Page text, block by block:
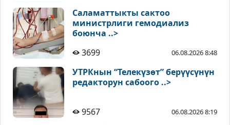
Саламаттыкты сактоо
министрлиги гемодиализ
боюнча ..>
3699
06.08.2026 8:48
УТРКнын “Телекүзөт” берүүсүнүн
редакторун сабоого ..>
9567 06.08.2026 8:19